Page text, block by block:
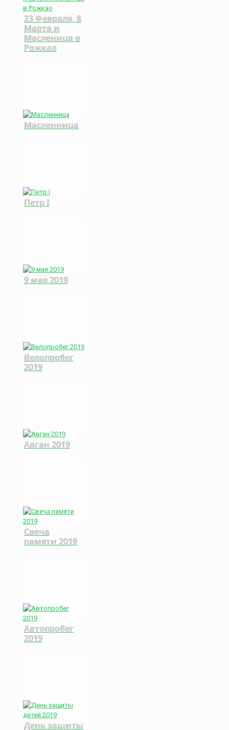
23 Февраля, 8
Марта и
Масленица в
Рожкао
Масленница
Петр I
9 мая 2019
Велопробег
2019
Авган 2019
Свеча
памяти 2019
Автопробег
2019
День защиты